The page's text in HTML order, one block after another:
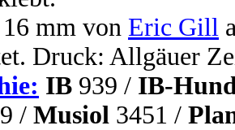
mm von Eric Gill
Druck: Allgäuer
IB 939 / IB-
/ Musiol 3451 /